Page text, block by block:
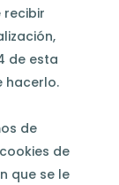
recibir
de esta
hacerlo.
de
de
que se le